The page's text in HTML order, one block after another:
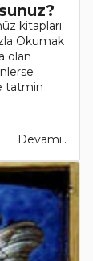
kitapları
Okumak
olan
tatmin
Devamı..